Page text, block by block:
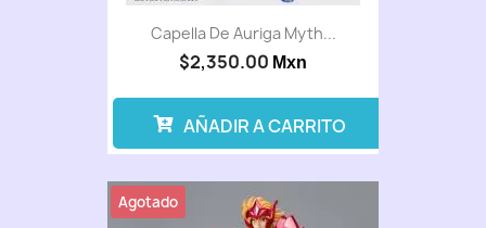
Capella De Auriga Myth...
$2,350.00 Mxn
AÑADIR A CARRITO
Agotado